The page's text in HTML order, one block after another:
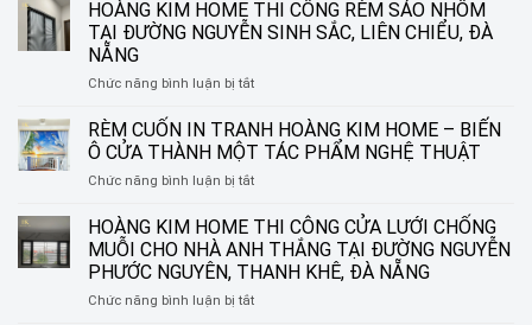
HOÀNG KIM HOME THI CÔNG RÈM SÁO NHÔM
TẠI ĐƯỜNG NGUYỄN SINH SẮC, LIÊN CHIỂU, ĐÀ
NẴNG
Chức năng bình luận bị tắtở
KIM
HOME
THI
CÔNG
SÁO
NHÔM
TẠI
ĐƯỜNG
NGUYỄN
RÈM CUỐN IN TRANH HOÀNG KIM HOME – BIẾN
Ô CỬA THÀNH MỘT TÁC PHẨM NGHỆ THUẬT
Chức năng bình luận bị tắtở
CUỐN
IN
TRANH
HOÀNG
KIM
HOÀNG KIM HOME THI CÔNG CỬA LƯỚI CHỐNG
MUỖI CHO NHÀ ANH THẮNG TẠI ĐƯỜNG NGUYỄN
PHƯỚC NGUYÊN, THANH KHÊ, ĐÀ NẴNG
Chức năng bình luận bị tắtở